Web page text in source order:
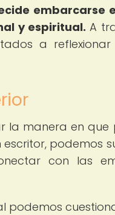
embarcarse
y espiritual. A
a
la manera en que
podemos
con las
podemos